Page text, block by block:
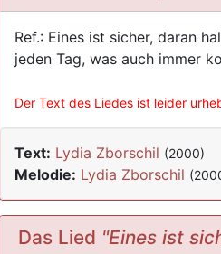
Ref.: Eines ist sicher, daran
jeden Tag, was auch immer
Der Text des Liedes ist leider
Text: Lydia Zborschil (2000)
Melodie: Lydia Zborschil
Das Lied "Eines ist